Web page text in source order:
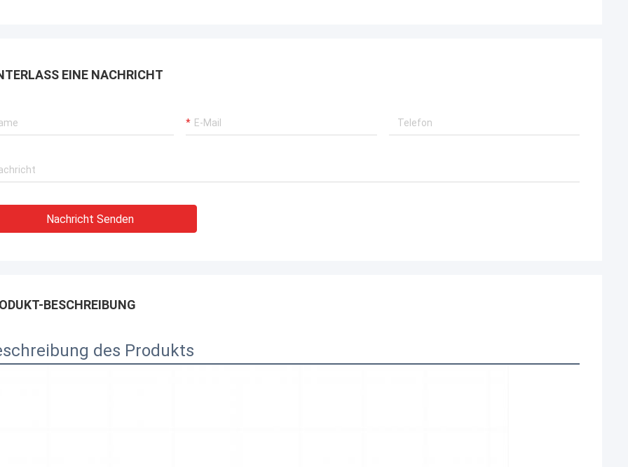
EINE NACHRICHT
Nachricht Senden
BESCHREIBUNG
des Produkts